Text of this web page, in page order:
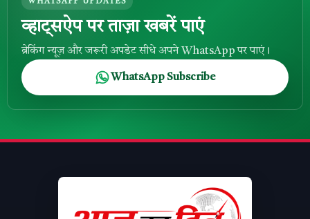
व्हाट्सऐप पर ताज़ा खबरें पाएं
ब्रेकिंग न्यूज़ और जरूरी अपडेट सीधे अपने WhatsApp पर पाएं।
WhatsApp Subscribe